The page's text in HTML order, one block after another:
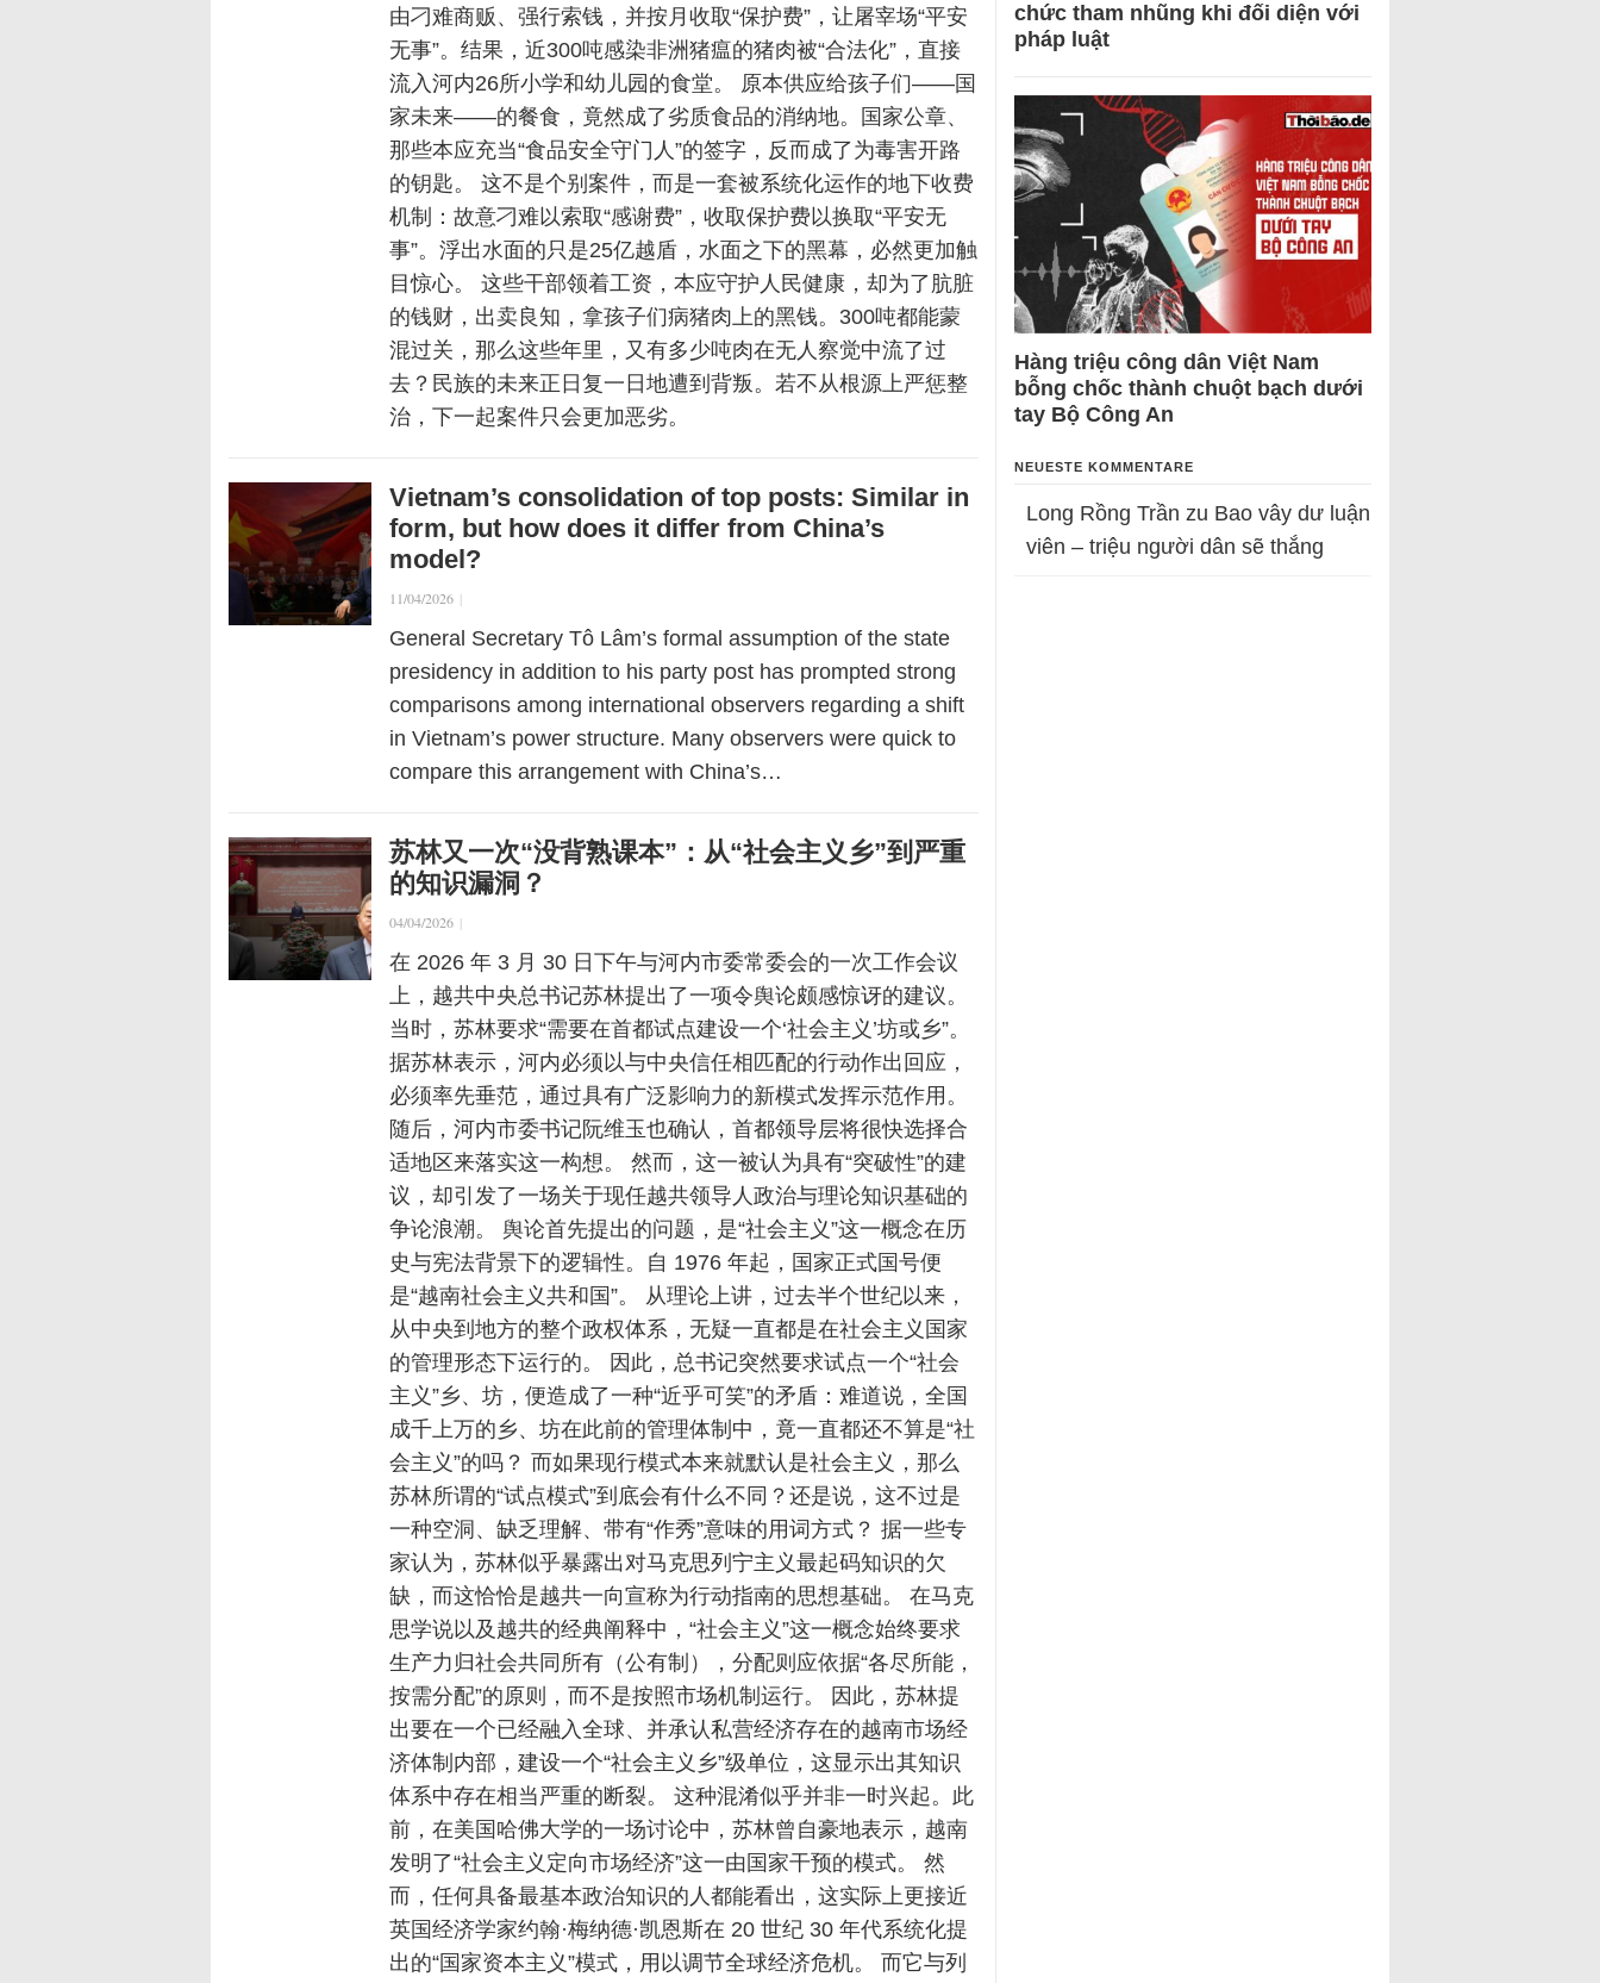
由刁难商贩、强行索钱，并按月收取“保护费”，让屠宰场“平安
无事”。结果，近300吨感染非洲猪瘟的猪肉被“合法化”，直接
流入河内26所小学和幼儿园的食堂。 原本供应给孩子们——国
家未来——的餐食，竟然成了劣质食品的消纳地。国家公章、
那些本应充当“食品安全守门人”的签字，反而成了为毒害开路
的钥匙。 这不是个别案件，而是一套被系统化运作的地下收费
机制：故意刁难以索取“感谢费”，收取保护费以换取“平安无
事”。浮出水面的只是25亿越盾，水面之下的黑幕，必然更加触
目惊心。 这些干部领着工资，本应守护人民健康，却为了肮脏
的钱财，出卖良知，拿孩子们病猪肉上的黑钱。300吨都能蒙
混过关，那么这些年里，又有多少吨肉在无人察觉中流了过
去？民族的未来正日复一日地遭到背叛。若不从根源上严惩整
治，下一起案件只会更加恶劣。
Vietnam’s consolidation of top posts: Similar in
form, but how does it differ from China’s
model?
11/04/2026 |
General Secretary Tô Lâm’s formal assumption of the state
presidency in addition to his party post has prompted strong
comparisons among international observers regarding a shift
in Vietnam’s power structure. Many observers were quick to
compare this arrangement with China’s…
苏林又一次“没背熟课本”：从“社会主义乡”到严重
的知识漏洞？
04/04/2026 |
在 2026 年 3 月 30 日下午与河内市委常委会的一次工作会议
上，越共中央总书记苏林提出了一项令舆论颇感惊讶的建议。
当时，苏林要求“需要在首都试点建设一个‘社会主义’坊或乡”。
据苏林表示，河内必须以与中央信任相匹配的行动作出回应，
必须率先垂范，通过具有广泛影响力的新模式发挥示范作用。
随后，河内市委书记阮维玉也确认，首都领导层将很快选择合
适地区来落实这一构想。 然而，这一被认为具有“突破性”的建
议，却引发了一场关于现任越共领导人政治与理论知识基础的
争论浪潮。 舆论首先提出的问题，是“社会主义”这一概念在历
史与宪法背景下的逻辑性。自 1976 年起，国家正式国号便
是“越南社会主义共和国”。 从理论上讲，过去半个世纪以来，
从中央到地方的整个政权体系，无疑一直都是在社会主义国家
的管理形态下运行的。 因此，总书记突然要求试点一个“社会
主义”乡、坊，便造成了一种“近乎可笑”的矛盾：难道说，全国
成千上万的乡、坊在此前的管理体制中，竟一直都还不算是“社
会主义”的吗？ 而如果现行模式本来就默认是社会主义，那么
苏林所谓的“试点模式”到底会有什么不同？还是说，这不过是
一种空洞、缺乏理解、带有“作秀”意味的用词方式？ 据一些专
家认为，苏林似乎暴露出对马克思列宁主义最起码知识的欠
缺，而这恰恰是越共一向宣称为行动指南的思想基础。 在马克
思学说以及越共的经典阐释中，“社会主义”这一概念始终要求
生产力归社会共同所有（公有制），分配则应依据“各尽所能，
按需分配”的原则，而不是按照市场机制运行。 因此，苏林提
出要在一个已经融入全球、并承认私营经济存在的越南市场经
济体制内部，建设一个“社会主义乡”级单位，这显示出其知识
体系中存在相当严重的断裂。 这种混淆似乎并非一时兴起。此
前，在美国哈佛大学的一场讨论中，苏林曾自豪地表示，越南
发明了“社会主义定向市场经济”这一由国家干预的模式。 然
而，任何具备最基本政治知识的人都能看出，这实际上更接近
英国经济学家约翰·梅纳德·凯恩斯在 20 世纪 30 年代系统化提
出的“国家资本主义”模式，用以调节全球经济危机。 而它与列
chức tham nhũng khi đối diện với
pháp luật
Hàng triệu công dân Việt Nam
bỗng chốc thành chuột bạch dưới
tay Bộ Công An
NEUESTE KOMMENTARE
Long Rồng Trần zu Bao vây dư luận
viên – triệu người dân sẽ thắng